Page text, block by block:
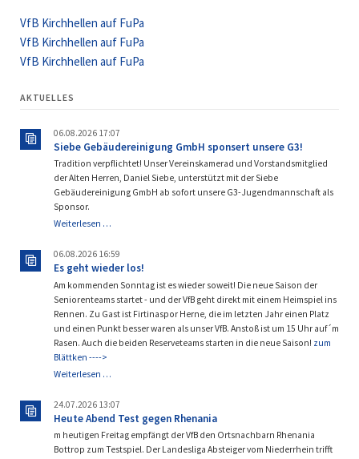
VfB Kirchhellen auf FuPa
VfB Kirchhellen auf FuPa
VfB Kirchhellen auf FuPa
AKTUELLES
06.08.2026 17:07
Siebe Gebäudereinigung GmbH sponsert unsere G3!
Tradition verpflichtet! Unser Vereinskamerad und Vorstandsmitglied
der Alten Herren, Daniel Siebe, unterstützt mit der Siebe
Gebäudereinigung GmbH ab sofort unsere G3-Jugendmannschaft als
Sponsor.
Weiterlesen …Siebe
GmbH
sponsert
unsere
G3!
06.08.2026 16:59
Es geht wieder los!
Am kommenden Sonntag ist es wieder soweit! Die neue Saison der
Seniorenteams startet - und der VfB geht direkt mit einem Heimspiel ins
Rennen. Zu Gast ist Firtinaspor Herne, die im letzten Jahr einen Platz
und einen Punkt besser waren als unser VfB. Anstoß ist um 15 Uhr auf´m
Rasen. Auch die beiden Reserveteams starten in die neue Saison! zum
Blättken ---->
Weiterlesen …Es
wieder
los!
24.07.2026 13:07
Heute Abend Test gegen Rhenania
m heutigen Freitag empfängt der VfB den Ortsnachbarn Rhenania
Bottrop zum Testspiel. Der Landesliga Absteiger vom Niederrhein trifft